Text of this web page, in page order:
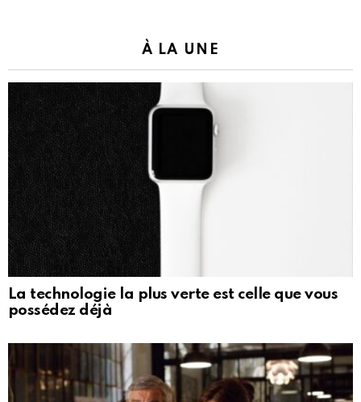
À LA UNE
La technologie la plus verte est celle que vous
possédez déjà